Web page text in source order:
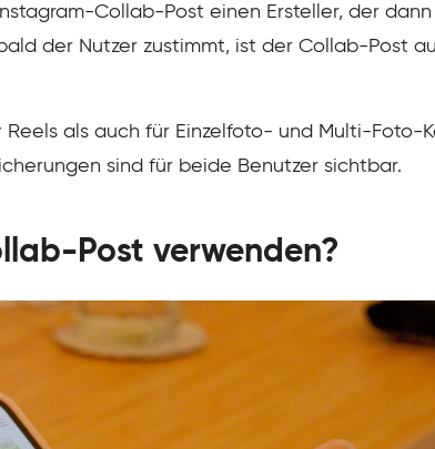
Collab-Post einen Ersteller, der
der Nutzer zustimmt, ist der Collab-Post
als auch für Einzelfoto- und Multi-Foto-
sind für beide Benutzer sichtbar.
Post verwenden?